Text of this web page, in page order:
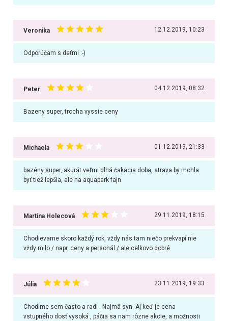
Veronika 12.12.2019, 10:23
Odporúčam s deťmi :-)
Peter 04.12.2019, 08:32
Bazeny super, trocha vyssie ceny
Michaela 01.12.2019, 21:33
bazény super, akurát veľmi dlhá čakacia doba, strava by mohla
byť tiež lepšia, ale na aquapark fajn
Martina Holecová 29.11.2019, 18:15
Chodievame skoro každý rok, vždy nás tam niečo prekvapí nie
vždy milo / napr. ceny a personál / ale celkovo dobré
Júlia 23.11.2019, 19:33
Chodíme sem často a radi . Najmä syn. Aj keď je cena
vstupného dosť vysoká , páčia sa nam rôzne akcie, a možnosti